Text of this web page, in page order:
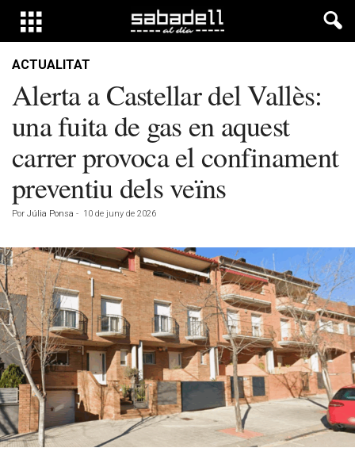
ACTUALITAT
Alerta a Castellar del Vallès:
una fuita de gas en aquest
carrer provoca el confinament
preventiu dels veïns
Por Júlia Ponsa - 10 de juny de 2026